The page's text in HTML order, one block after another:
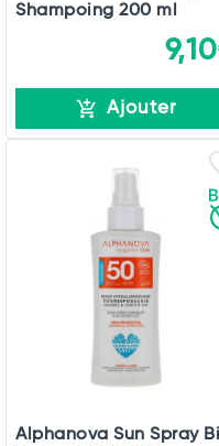
Shampoing 200 ml
Ajouter
Alphanova Sun Spray